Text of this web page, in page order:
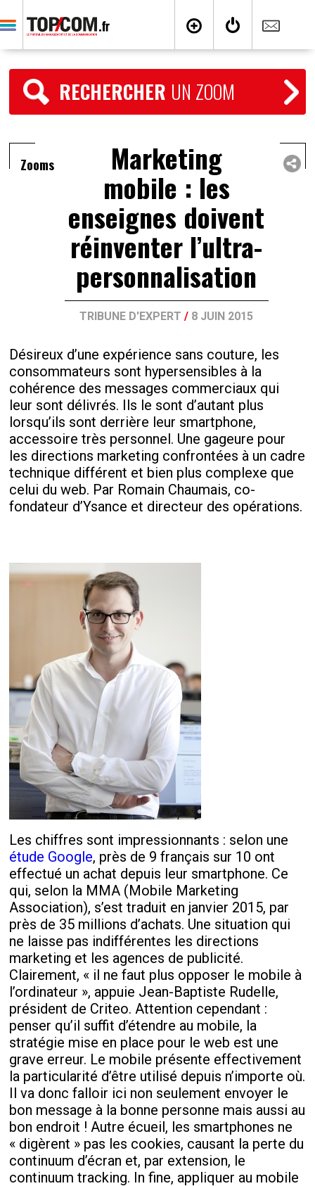
RECHERCHER UN ZOOM
Zooms Marketing
mobile : les
enseignes doivent
réinventer l’ultra-
personnalisation
TRIBUNE D'EXPERT / 8 JUIN 2015
Désireux d’une expérience sans couture, les
consommateurs sont hypersensibles à la
cohérence des messages commerciaux qui
leur sont délivrés. Ils le sont d’autant plus
lorsqu’ils sont derrière leur smartphone,
accessoire très personnel. Une gageure pour
les directions marketing confrontées à un cadre
technique différent et bien plus complexe que
celui du web. Par Romain Chaumais, co-
fondateur d’Ysance et directeur des opérations.
Les chiffres sont impressionnants : selon une
étude Google, près de 9 français sur 10 ont
effectué un achat depuis leur smartphone. Ce
qui, selon la MMA (Mobile Marketing
Association), s’est traduit en janvier 2015, par
près de 35 millions d’achats. Une situation qui
ne laisse pas indifférentes les directions
marketing et les agences de publicité.
Clairement, « il ne faut plus opposer le mobile à
l’ordinateur », appuie Jean-Baptiste Rudelle,
président de Criteo. Attention cependant :
penser qu’il suffit d’étendre au mobile, la
stratégie mise en place pour le web est une
grave erreur. Le mobile présente effectivement
la particularité d’être utilisé depuis n’importe où.
Il va donc falloir ici non seulement envoyer le
bon message à la bonne personne mais aussi au
bon endroit ! Autre écueil, les smartphones ne
« digèrent » pas les cookies, causant la perte du
continuum d’écran et, par extension, le
continuum tracking. In fine, appliquer au mobile